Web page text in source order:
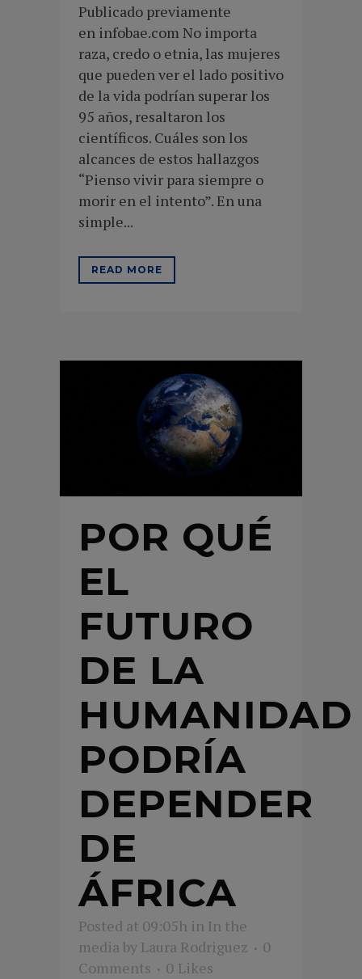
Publicado previamente
en infobae.com No importa
raza, credo o etnia, las mujeres
que pueden ver el lado positivo
de la vida podrían superar los
95 años, resaltaron los
científicos. Cuáles son los
alcances de estos hallazgos
“Pienso vivir para siempre o
morir en el intento”. En una
simple...
READ MORE
POR QUÉ
EL
FUTURO
DE LA
HUMANIDAD
PODRÍA
DEPENDER
DE
ÁFRICA
Posted at 09:05h in In the
media by Laura Rodriguez
0
Comments
0 Likes